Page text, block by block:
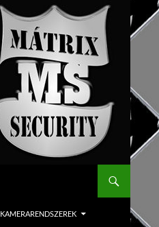
KAMERARENDSZEREK